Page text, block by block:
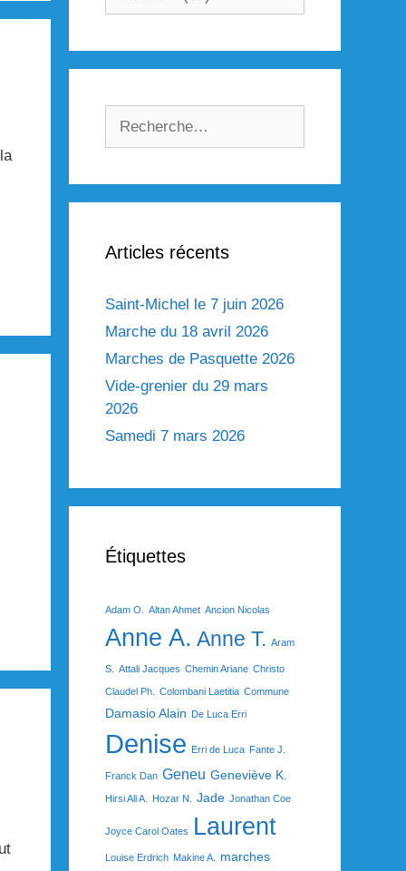
Articles récents
Saint-Michel le 7 juin 2026
Marche du 18 avril 2026
Marches de Pasquette 2026
Vide-grenier du 29 mars
2026
Samedi 7 mars 2026
Étiquettes
Adam O. Altan Ahmet Ancion Nicolas
Anne A. Anne T. Aram
S. Attali Jacques Chemin Ariane Christo
Claudel Ph. Colombani Laetitia Commune
Damasio Alain De Luca Erri
Denise Erri de Luca Fante J.
Franck Dan Geneu Geneviève K.
Hirsi Ali A. Hozar N. Jade Jonathan Coe
Joyce Carol Oates Laurent
Louise Erdrich Makine A. marches